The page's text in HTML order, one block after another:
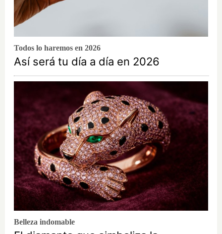
Todos lo haremos en 2026
Así será tu día a día en 2026
Belleza indomable